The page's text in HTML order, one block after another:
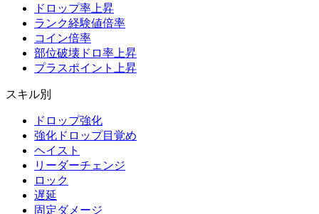
ドロップ率上昇
ランク経験値倍率
コイン倍率
部位破壊ドロ率上昇
プラスポイント上昇
スキル別
ドロップ強化
強化ドロップ目覚め
ヘイスト
リーダーチェンジ
ロック
遅延
固定ダメージ